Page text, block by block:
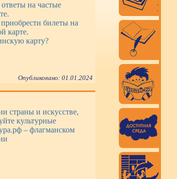
на частые
билеты на
карте.
карту?
Опубликовано: 01.01.2024
страны и искусстве,
культурные
– флагманском